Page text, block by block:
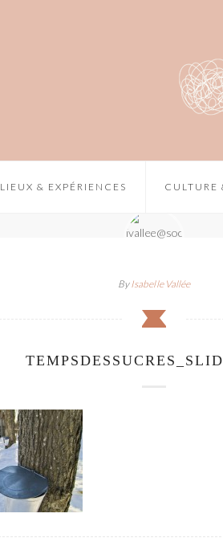
LIEUX & EXPÉRIENCES CULTURE
ByIsabelle Vallée